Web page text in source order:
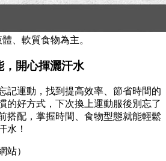
、軟質食物為主。
，開心揮灑汗水
記運動，找到提高效率、節省時間的
的好方式，下次換上運動服後別忘了
搭配，掌握時間、食物型態就能輕鬆
水！
站）